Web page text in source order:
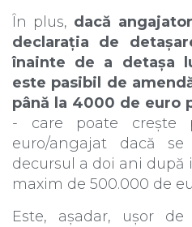
În plus, dacă
declarația de
înainte de a detașa
este pasibil de
până la 4000 de euro
- care poate crește
euro/angajat dacă
decursul a doi ani
maxim de 500.000 de
Este, așadar, ușor